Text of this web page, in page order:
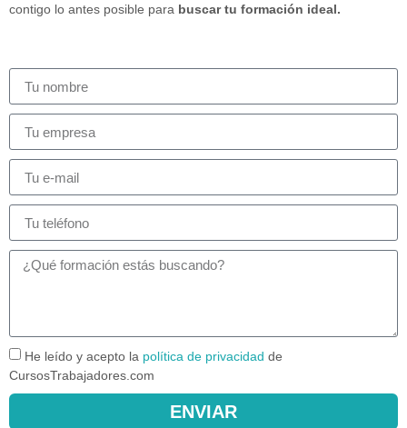
contigo lo antes posible para buscar tu formación ideal.
He leído y acepto la política de privacidad de
CursosTrabajadores.com
ENVIAR